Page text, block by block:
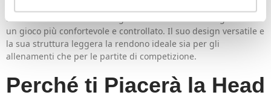
avanzato
un gioco più confortevole e controllato. Il suo design versatile e
la sua struttura leggera la rendono ideale sia per gli
allenamenti che per le partite di competizione.
Perché ti Piacerà la Head